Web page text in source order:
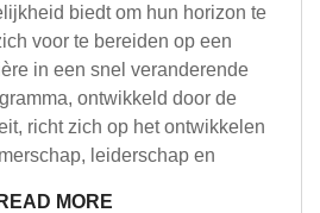
biedt om hun horizon te
voor te bereiden op een
in een snel veranderende
ontwikkeld door de
richt zich op het ontwikkelen
leiderschap en
READ MORE